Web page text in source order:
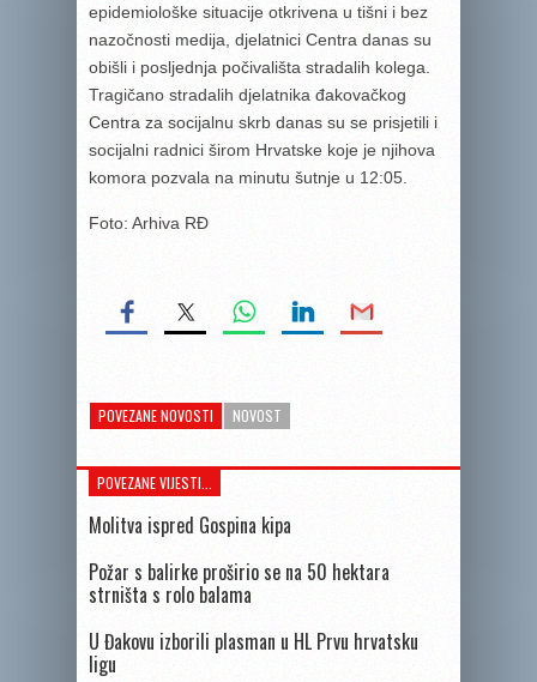
epidemiološke situacije otkrivena u tišni i bez
nazočnosti medija, djelatnici Centra danas su
obišli i posljednja počivališta stradalih kolega.
Tragičano stradalih djelatnika đakovačkog
Centra za socijalnu skrb danas su se prisjetili i
socijalni radnici širom Hrvatske koje je njihova
komora pozvala na minutu šutnje u 12:05.
Foto: Arhiva RĐ
POVEZANE NOVOSTI NOVOST
POVEZANE VIJESTI...
Molitva ispred Gospina kipa
Požar s balirke proširio se na 50 hektara
strništa s rolo balama
U Đakovu izborili plasman u HL Prvu hrvatsku
ligu